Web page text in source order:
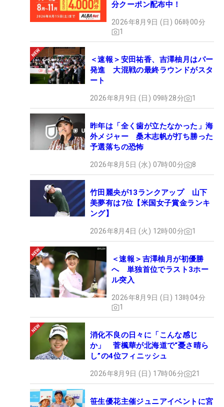
分クーポン配布中！
2026年8月9日 (日) 06時00分
1
＜速報＞安田祐香、吉澤柚月はパー
発進 大混戦の最終ラウンドがスタ
ート
2026年8月9日 (日) 09時28分 1
昨年は「全く歯が立たなかった」海
外メジャー 桑木志帆が打ち勝った
予選落ちの恐怖
2026年8月5日 (水) 07時00分 8
竹田麗央が13ランクアップ 山下
美夢有は7位【米国女子賞金ランキ
ング】
2026年8月4日 (火) 12時00分 1
＜速報＞吉澤柚月が初優勝
へ 単独首位でラスト3ホー
ル突入
2026年8月9日 (日) 13時04分
1
消化不良の日々に「こんな感じ
か」 菅楓華が北海道で“憂さ晴ら
し”の4位フィニッシュ
2026年8月9日 (日) 17時06分 21
笹生優花主催ジュニアイベントに宮